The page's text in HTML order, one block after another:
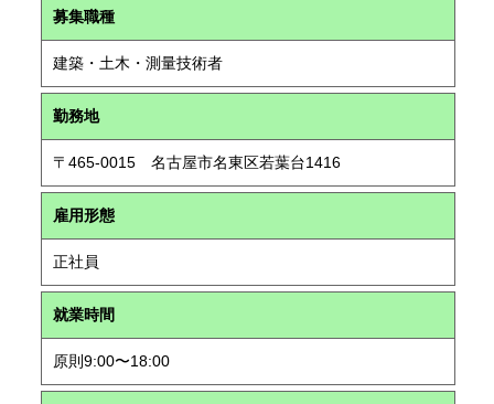
募集職種
建築・土木・測量技術者
勤務地
〒465-0015 名古屋市名東区若葉台1416
雇用形態
正社員
就業時間
原則9:00〜18:00